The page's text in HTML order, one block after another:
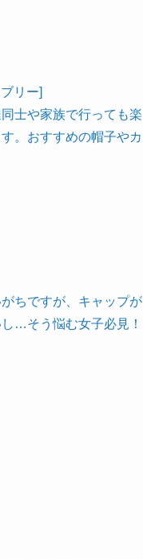
リー]
士や家族で行っても楽
。おすすめの帽子やカ
ちですが、キャップが
…そう悩む女子必見！